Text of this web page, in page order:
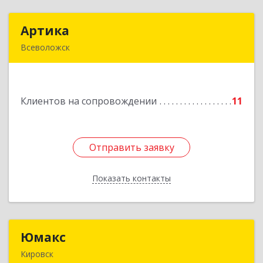
Артика
Всеволожск
Клиентов на сопровождении 11
Отправить заявку
Показать контакты
Подробнее
Отправить заявку
Назад
Юмакс
Кировск